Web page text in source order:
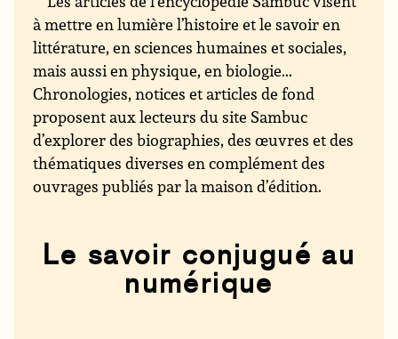
à mettre en lumière l’histoire et le savoir en
littérature, en sciences humaines et sociales,
mais aussi en physique, en biologie...
Chronologies, notices et articles de fond
proposent aux lecteurs du site Sambuc
d’explorer des biographies, des œuvres et des
thématiques diverses en complément des
ouvrages publiés par la maison d’édition.
Le savoir conjugué au
numérique